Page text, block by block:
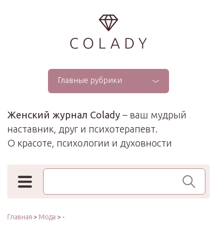
...
Главные рубрики
Женский журнал Colady – ваш мудрый
наставник, друг и психотерапевт.
О красоте, психологии и духовности
Поиск по сайту
Главная > Мода > -